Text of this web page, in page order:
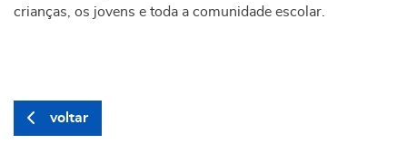
crianças, os jovens e toda a comunidade escolar.
voltar